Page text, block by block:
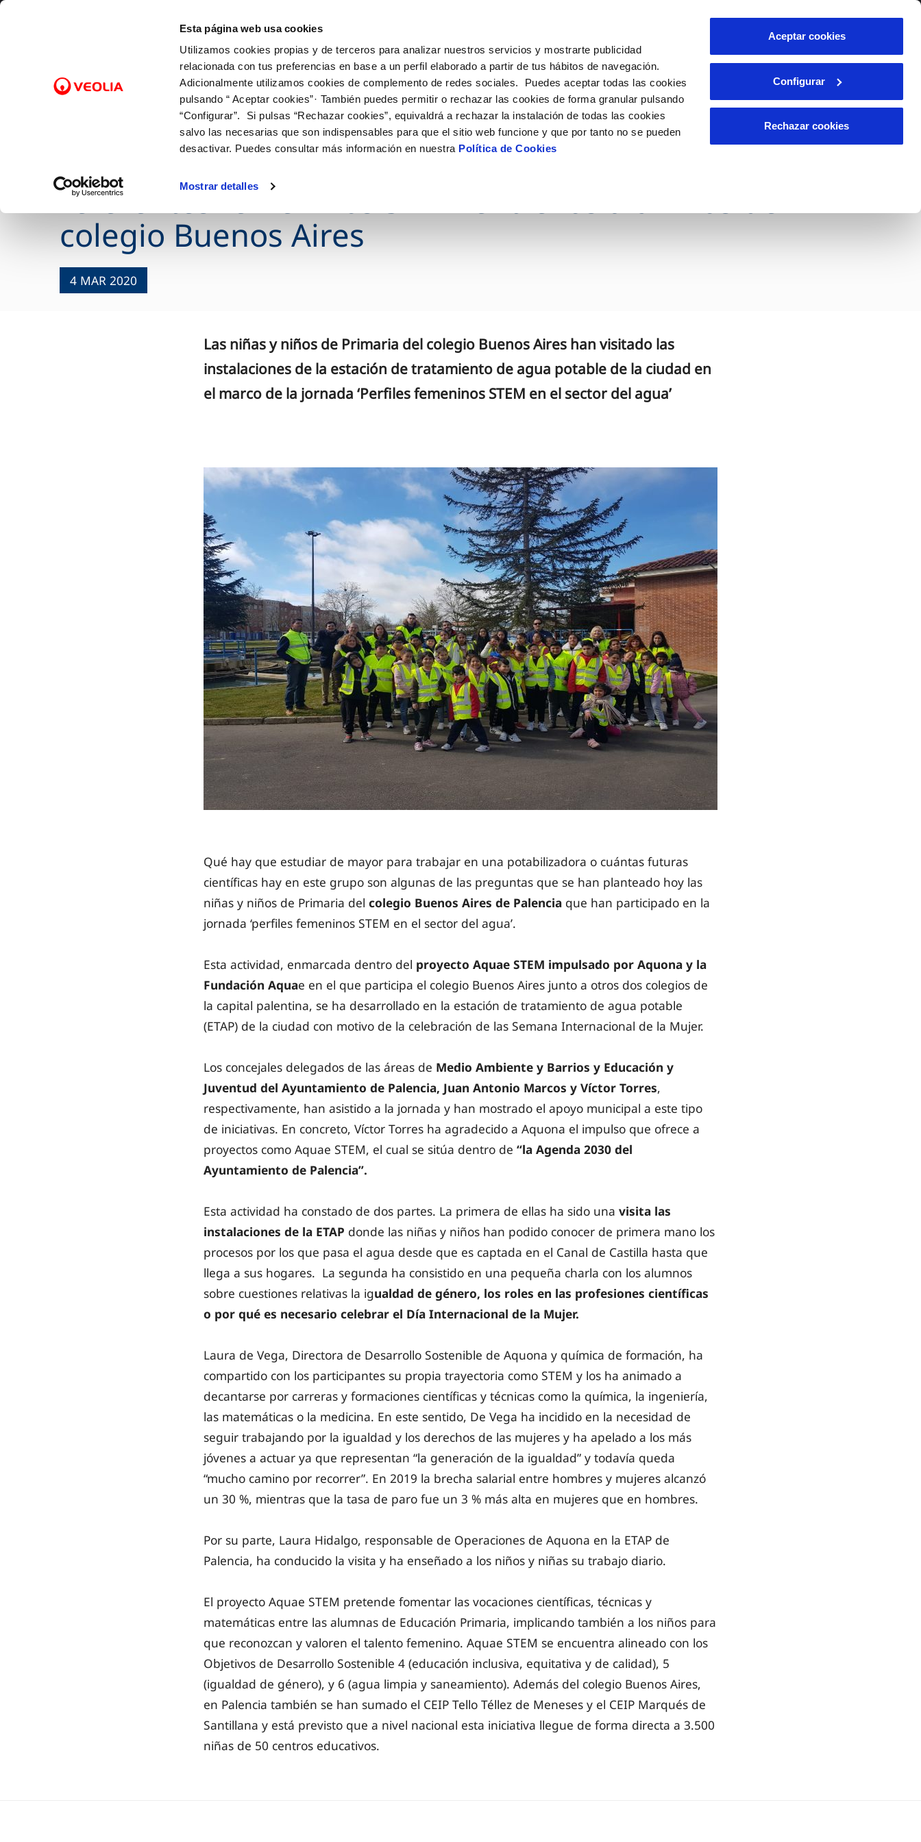
Esta página web usa cookies
Utilizamos cookies propias y de terceros para analizar nuestros servicios y mostrarte publicidad
relacionada con tus preferencias en base a un perfil elaborado a partir de tus hábitos de navegación.
Adicionalmente utilizamos cookies de complemento de redes sociales. Puedes aceptar todas las cookies
pulsando “ Aceptar cookies”· También puedes permitir o rechazar las cookies de forma granular pulsando
“Configurar”. Si pulsas “Rechazar cookies”, equivaldrá a rechazar la instalación de todas las cookies
salvo las necesarias que son indispensables para que el sitio web funcione y que por tanto no se pueden
desactivar. Puedes consultar más información en nuestra Política de Cookies
Mostrar detalles
Aceptar cookies
Configurar
Rechazar cookies
Gestiones Online
FACTURAS, PAGOS Y
Lectura de contador
12 gotas (cuota fija mensual)
CONTRATOS
Cambio de titular
Alta de suministro
MODIFICACIÓN DE DATOS
Actualizar datos bancarios
Actualizar datos de domicilio
INCIDENCIAS
Comunica anomalías o posibles
Tu Servicio
Bonificaciones y fondo social
Entiende tu factura
ATENCIÓN AL CLIENTE
Canales de contacto
Cita previa
Comprobación de fuga interior
COMPROMISO DE SERVICIO
Carta de compromisos
Customer Counsel (Defensa del
Tu Agua
NUESTRO PAPEL EN EL CICLO
Distribución
Alcantarillado
Depuración
CALIDAD
Control calidad del agua
CUIDADOS DEL AGUA
Consejos de ahorro
Conócenos
NUESTROS COMPROMISOS
Con las personas
Con el medio ambiente
Área de clientes
Noticias
Aquona y la Fundación Aquae impulsan la creación de
referentes femeninos STEM entre los alumnos del
colegio Buenos Aires
4 MAR 2020
Las niñas y niños de Primaria del colegio Buenos Aires han visitado las
instalaciones de la estación de tratamiento de agua potable de la ciudad en
el marco de la jornada ‘Perfiles femeninos STEM en el sector del agua’
Qué hay que estudiar de mayor para trabajar en una potabilizadora o cuántas futuras
científicas hay en este grupo son algunas de las preguntas que se han planteado hoy las
niñas y niños de Primaria del colegio Buenos Aires de Palencia que han participado en la
jornada ‘perfiles femeninos STEM en el sector del agua’.
Esta actividad, enmarcada dentro del proyecto Aquae STEM impulsado por Aquona y la
Fundación Aquae en el que participa el colegio Buenos Aires junto a otros dos colegios de
la capital palentina, se ha desarrollado en la estación de tratamiento de agua potable
(ETAP) de la ciudad con motivo de la celebración de las Semana Internacional de la Mujer.
Los concejales delegados de las áreas de Medio Ambiente y Barrios y Educación y
Juventud del Ayuntamiento de Palencia, Juan Antonio Marcos y Víctor Torres,
respectivamente, han asistido a la jornada y han mostrado el apoyo municipal a este tipo
de iniciativas. En concreto, Víctor Torres ha agradecido a Aquona el impulso que ofrece a
proyectos como Aquae STEM, el cual se sitúa dentro de “la Agenda 2030 del
Ayuntamiento de Palencia”.
Esta actividad ha constado de dos partes. La primera de ellas ha sido una visita las
instalaciones de la ETAP donde las niñas y niños han podido conocer de primera mano los
procesos por los que pasa el agua desde que es captada en el Canal de Castilla hasta que
llega a sus hogares. La segunda ha consistido en una pequeña charla con los alumnos
sobre cuestiones relativas la igualdad de género, los roles en las profesiones científicas
o por qué es necesario celebrar el Día Internacional de la Mujer.
Laura de Vega, Directora de Desarrollo Sostenible de Aquona y química de formación, ha
compartido con los participantes su propia trayectoria como STEM y los ha animado a
decantarse por carreras y formaciones científicas y técnicas como la química, la ingeniería,
las matemáticas o la medicina. En este sentido, De Vega ha incidido en la necesidad de
seguir trabajando por la igualdad y los derechos de las mujeres y ha apelado a los más
jóvenes a actuar ya que representan “la generación de la igualdad” y todavía queda
“mucho camino por recorrer”. En 2019 la brecha salarial entre hombres y mujeres alcanzó
un 30 %, mientras que la tasa de paro fue un 3 % más alta en mujeres que en hombres.
Por su parte, Laura Hidalgo, responsable de Operaciones de Aquona en la ETAP de
Palencia, ha conducido la visita y ha enseñado a los niños y niñas su trabajo diario.
El proyecto Aquae STEM pretende fomentar las vocaciones científicas, técnicas y
matemáticas entre las alumnas de Educación Primaria, implicando también a los niños para
que reconozcan y valoren el talento femenino. Aquae STEM se encuentra alineado con los
Objetivos de Desarrollo Sostenible 4 (educación inclusiva, equitativa y de calidad), 5
(igualdad de género), y 6 (agua limpia y saneamiento). Además del colegio Buenos Aires,
en Palencia también se han sumado el CEIP Tello Téllez de Meneses y el CEIP Marqués de
Santillana y está previsto que a nivel nacional esta iniciativa llegue de forma directa a 3.500
niñas de 50 centros educativos.